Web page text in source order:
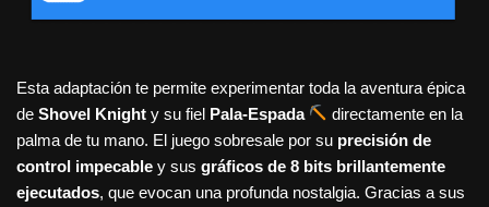
Esta adaptación te permite experimentar toda la aventura épica
de Shovel Knight y su fiel Pala-Espada
directamente en la
palma de tu mano. El juego sobresale por su precisión de
control impecable y sus gráficos de 8 bits brillantemente
ejecutados, que evocan una profunda nostalgia. Gracias a sus